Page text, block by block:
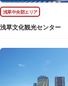
浅草中央部エリア
浅草文化観光センター